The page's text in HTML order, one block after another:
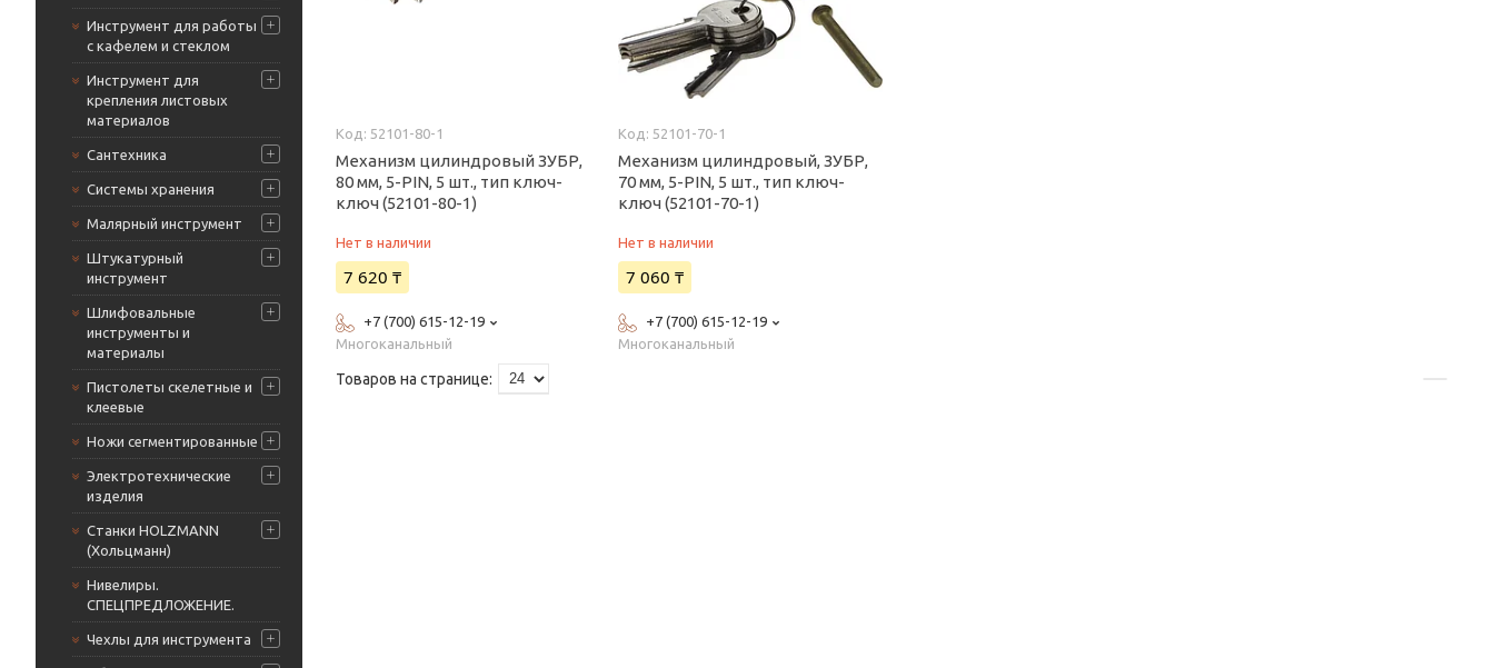
Инструмент для работы
с кафелем и стеклом
Инструмент для
крепления листовых
материалов
Сантехника
Системы хранения
Малярный инструмент
Штукатурный
инструмент
Шлифовальные
инструменты и
материалы
Пистолеты скелетные и
клеевые
Ножи сегментированные
Электротехнические
изделия
Станки HOLZMANN
(Хольцманн)
Нивелиры.
СПЕЦПРЕДЛОЖЕНИЕ.
Чехлы для инструмента
52101-80-1
Механизм цилиндровый ЗУБР,
80 мм, 5-PIN, 5 шт., тип ключ-
ключ (52101-80-1)
Нет в наличии
7 620 ₸
+7 (700) 615-12-19
Многоканальный
52101-70-1
Механизм цилиндровый, ЗУБР,
70 мм, 5-PIN, 5 шт., тип ключ-
ключ (52101-70-1)
Нет в наличии
7 060 ₸
+7 (700) 615-12-19
Многоканальный